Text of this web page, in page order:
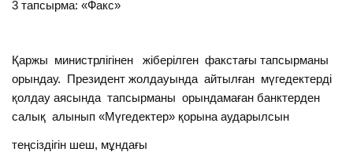
3 тапсырма: «Факс»
Қаржы министрлігінен жіберілген факстағы тапсырманы
орындау. Президент жолдауында айтылған мүгедектерді
қолдау аясында тапсырманы орындамаған банктерден
салық алынып «Мүгедектер» қорына аударылсын
теңсіздігін шеш, мұндағы